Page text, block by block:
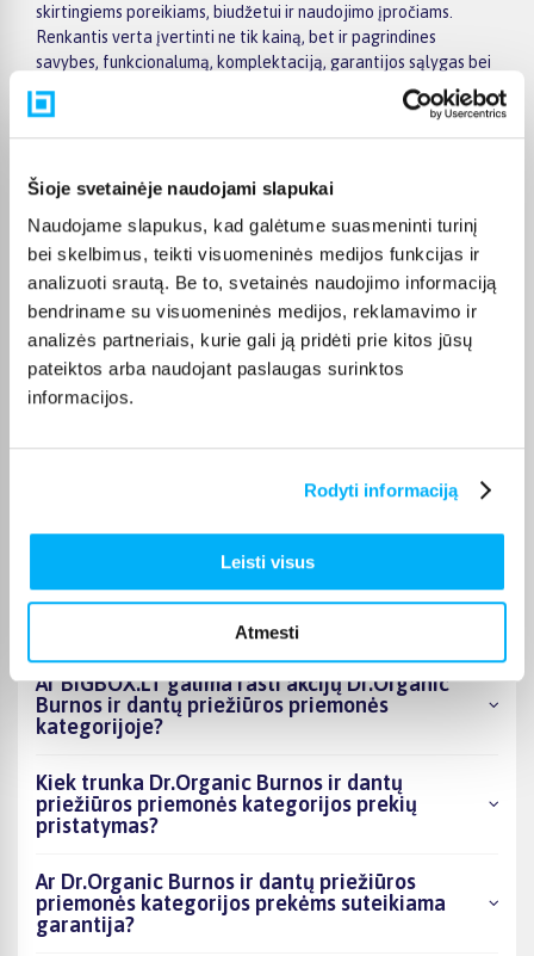
Šioje svetainėje naudojami slapukai
Naudojame slapukus, kad galėtume suasmeninti turinį
bei skelbimus, teikti visuomeninės medijos funkcijas ir
analizuoti srautą. Be to, svetainės naudojimo informaciją
bendriname su visuomeninės medijos, reklamavimo ir
analizės partneriais, kurie gali ją pridėti prie kitos jūsų
pateiktos arba naudojant paslaugas surinktos
informacijos.
Rodyti informaciją
Leisti visus
Atmesti
skirtingiems poreikiams, biudžetui ir naudojimo įpročiams.
Renkantis verta įvertinti ne tik kainą, bet ir pagrindines
savybes, funkcionalumą, komplektaciją, garantijos sąlygas bei
taikomus specialius pasiūlymus.
Atsižvelkite į jums svarbiausius kriterijus, pristatymo
informaciją ir prekės aprašymą, kad galėtumėte priimti patogų
ir apgalvotą sprendimą.
Palyginkite Dr.Organic prekes BIGBOX.LT ir išsirinkite
tinkamiausią variantą internetu.
Kokie Dr.Organic Burnos ir dantų priežiūros
priemonės kategorijoje esantys produktai šiuo
metu populiariausi?
Kiek prekių yra Dr.Organic Burnos ir dantų
priežiūros priemonės kategorijos asortimente
ir kokia žemiausia kaina?
Ar BIGBOX.LT galima rasti akcijų Dr.Organic
Burnos ir dantų priežiūros priemonės
kategorijoje?
Kiek trunka Dr.Organic Burnos ir dantų
priežiūros priemonės kategorijos prekių
pristatymas?
Ar Dr.Organic Burnos ir dantų priežiūros
priemonės kategorijos prekėms suteikiama
garantija?